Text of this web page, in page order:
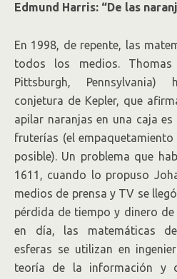
Edmund Harris: “De las
En 1998, de repente, las
todos los medios. Thomas
Pittsburgh,
conjetura de Kepler, que
apilar naranjas en una caja
fruterías (el
posible). Un problema que
1611, cuando lo propuso
medios de prensa y TV se
pérdida de tiempo y dinero
en día, las matemáticas
esferas se utilizan en
teoría de la información y